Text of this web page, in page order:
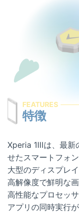
お客様の声
よくある
店舗情報
お知らせ
屋号を替
割引キャン
FEATURES
特徴
Xperia 1Ⅲは、最新
せたスマートフォン
大型のディスプレ
高解像度で鮮明な
高性能なプロセッ
アプリの同時実行が